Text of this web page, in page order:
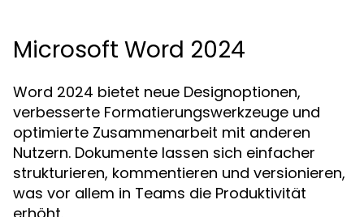
Microsoft Word 2024
Word 2024 bietet neue Designoptionen,
verbesserte Formatierungswerkzeuge und
optimierte Zusammenarbeit mit anderen
Nutzern. Dokumente lassen sich einfacher
strukturieren, kommentieren und versionieren,
was vor allem in Teams die Produktivität